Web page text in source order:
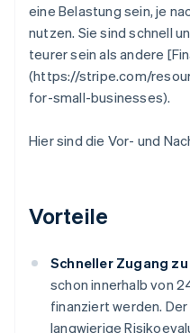
eine Belastung sein, je
nutzen. Sie sind schnell
teurer sein als andere
(https://stripe.com/
for-small-businesses).
Hier sind die Vor- und
Vorteile
Schneller Zugang
schon innerhalb von
finanziert werden.
langwierige